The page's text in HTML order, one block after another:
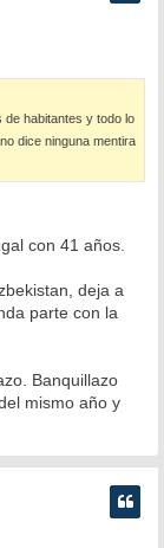
de habitantes y todo lo
dice ninguna mentira
con 41 años.
deja a
parte con la
Banquillazo
mismo año y